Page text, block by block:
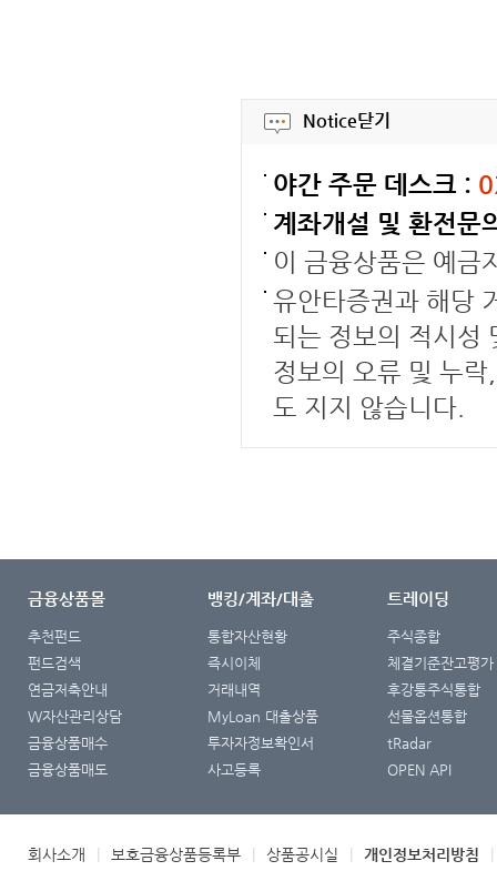
Notice닫기
야간 주문 데스크 :
계좌개설 및 환전문
이 금융상품은 예금
유안타증권과 해당
되는 정보의 적시성
정보의 오류 및 누
도 지지 않습니다.
금융상품몰
추천펀드
펀드검색
연금저축안내
W자산관리상담
금융상품매수
금융상품매도
뱅킹/계좌/대출
통합자산현황
즉시이체
거래내역
MyLoan 대출상품
투자자정보확인서
사고등록
트레이딩
주식종합
체결기준잔고평가
후강퉁주식통합
선물옵션통합
tRadar
OPEN API
회사소개 보호금융상품등록부 상품공시실 개인정보처리방침